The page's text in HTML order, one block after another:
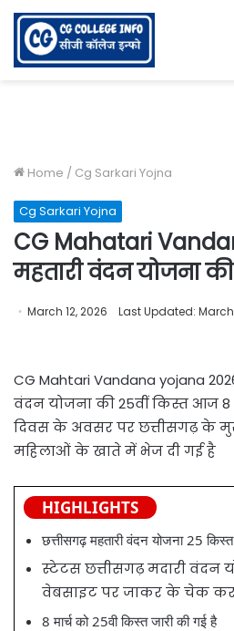
Home / Cg Sarkari Yojna
Cg Sarkari Yojna
CG Mahatari
महतारी वंदन योजना
March 12, 2026 Last Updated: March
CG Mahtari Vandana yojana
वंदन योजना की 25वीं किस्त आज 8
दिवस के अवसर पर छत्तीसगढ़ के
महिलाओं के खाते में भेज दी गई है
HIGHLIGHTS
छत्तीसगढ़ महतारी वंदन योजना 25 किस्त
स्टेटस छत्तीसगढ़ मदारी
वेबसाइट पर जाकर के चेक
8 मार्च को 25वी किस्त जारी की गई है